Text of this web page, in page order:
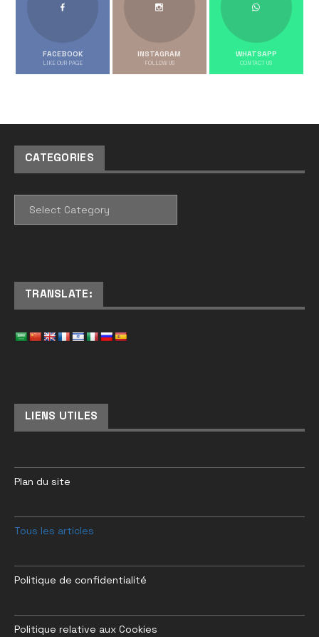
FACEBOOK
LIKE OUR PAGE
INSTAGRAM
FOLLOW US
WHATSAPP
CONTACT US
CATEGORIES
TRANSLATE:
LIENS UTILES
Plan du site
Tous les articles
Politique de confidentialité
Politique relative aux Cookies